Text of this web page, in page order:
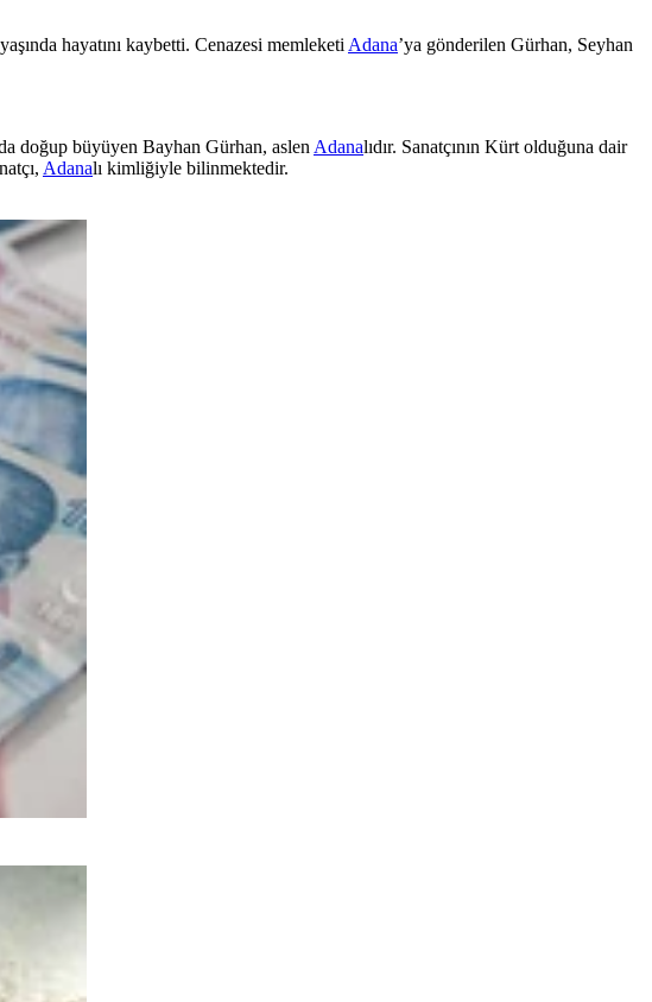
hayatını kaybetti. Cenazesi memleketiAdana’ya gönderilen Gürhan, Seyhan
doğup büyüyen Bayhan Gürhan, aslenAdanalıdır. Sanatçının Kürt olduğuna dair
Adanalı kimliğiyle bilinmektedir.